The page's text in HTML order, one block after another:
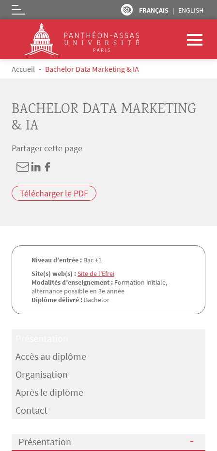
Aller au contenu principal
FRANÇAIS ENGLISH
Logo
Fil d'Ariane
Accueil Bachelor Data Marketing & IA
BACHELOR DATA MARKETING
& IA
Partager cette page
Télécharger le PDF
Niveau d’entrée : Bac +1
Site(s) web(s) :Site de l'Efrei
Modalités d’enseignement : Formation initiale,
alternance possible en 3e année
Diplôme délivré : Bachelor
Accès au diplôme
Organisation
Après le diplôme
Contact
Présentation